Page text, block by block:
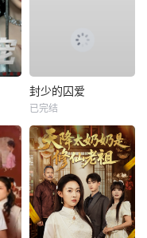
封少的囚爱
已完结